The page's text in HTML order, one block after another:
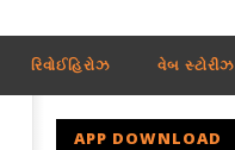
રિવોઈહિરોઝ વેબ સ્ટોરીઝ
APP DOWNLOAD